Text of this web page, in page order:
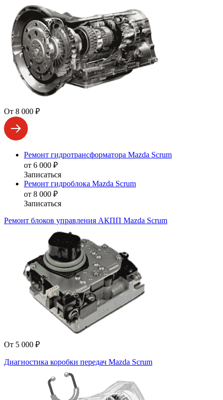
От 8 000 ₽
Ремонт гидротрансформатора Mazda Scrum
от 6 000 ₽
Записаться
Ремонт гидроблока Mazda Scrum
от 8 000 ₽
Записаться
Ремонт блоков управления АКПП Mazda Scrum
От 5 000 ₽
Диагностика коробки передач Mazda Scrum